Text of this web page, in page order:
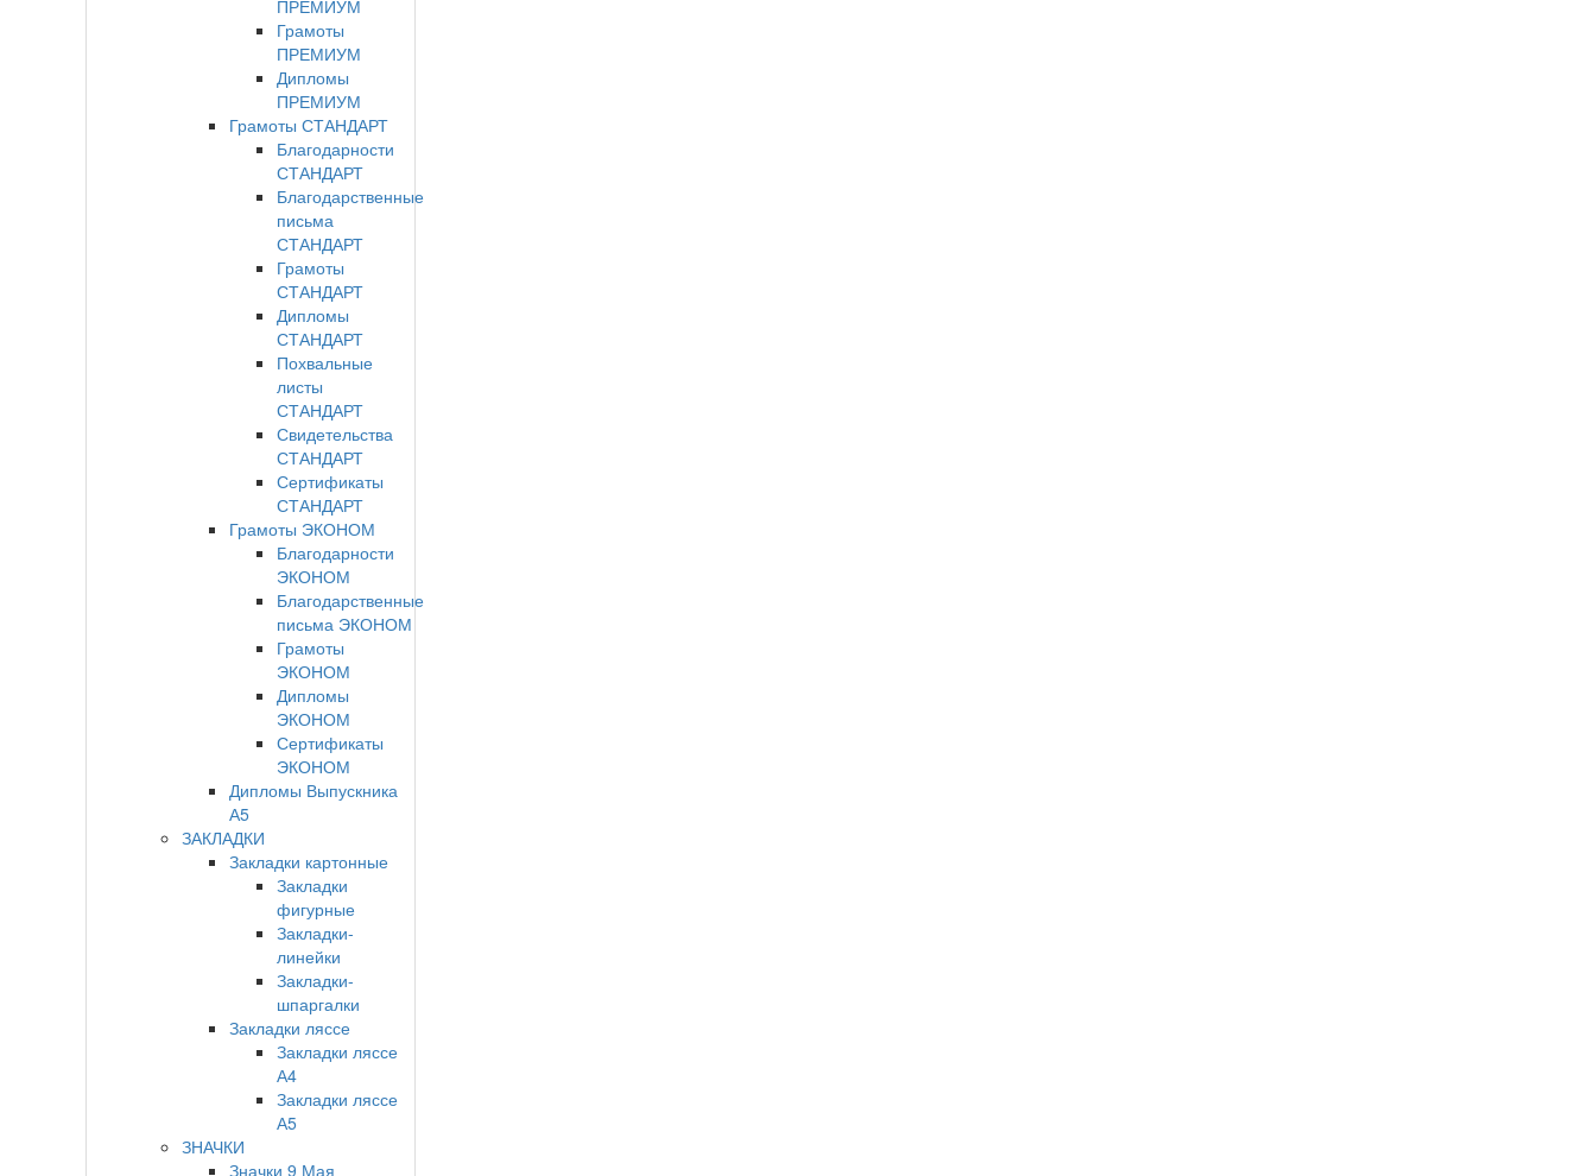
ПРЕМИУМ
Грамоты
ПРЕМИУМ
Дипломы
ПРЕМИУМ
Грамоты СТАНДАРТ
Благодарности
СТАНДАРТ
Благодарственные
письма
СТАНДАРТ
Грамоты
СТАНДАРТ
Дипломы
СТАНДАРТ
Похвальные
листы
СТАНДАРТ
Свидетельства
СТАНДАРТ
Сертификаты
СТАНДАРТ
Грамоты ЭКОНОМ
Благодарности
ЭКОНОМ
Благодарственные
письма ЭКОНОМ
Грамоты
ЭКОНОМ
Дипломы
ЭКОНОМ
Сертификаты
ЭКОНОМ
Дипломы Выпускника
А5
ЗАКЛАДКИ
Закладки картонные
Закладки
фигурные
Закладки-
линейки
Закладки-
шпаргалки
Закладки ляссе
Закладки ляссе
А4
Закладки ляссе
А5
ЗНАЧКИ
Значки 9 Мая